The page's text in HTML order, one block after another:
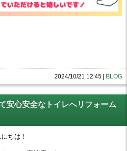
2024/10/21 12:45 BLOG
安心安全なトイレへリフォーム
ちは！